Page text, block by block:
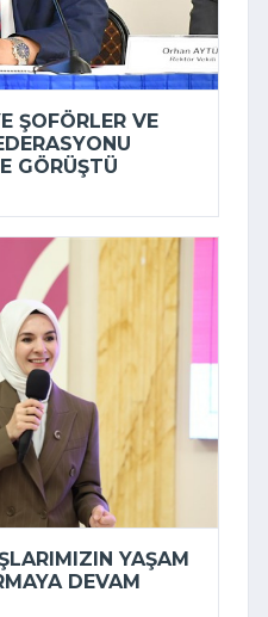
ŞOFÖRLER VE
GÖRÜŞTÜ
YAŞAM
DEVAM